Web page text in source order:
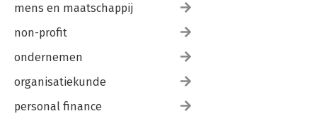
mens en maatschappij
non-profit
ondernemen
organisatiekunde
personal finance